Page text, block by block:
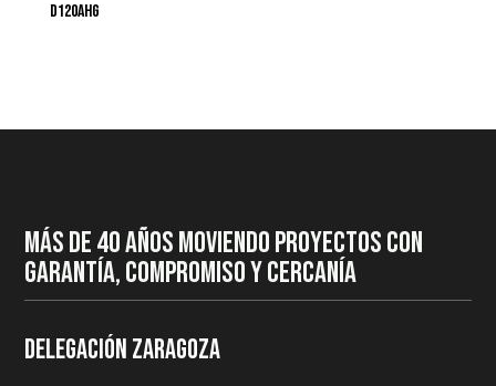
D120AHG
MÁS DE 40 AÑOS MOVIENDO PROYECTOS CON
GARANTÍA, COMPROMISO Y CERCANÍA
Delegación zaragoza